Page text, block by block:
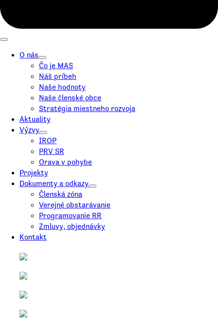
O nás
Čo je MAS
Náš príbeh
Naše hodnoty
Naše členské obce
Stratégia miestneho rozvoja
Aktuality
Výzvy
IROP
PRV SR
Orava v pohybe
Projekty
Dokumenty a odkazy
Členská zóna
Verejné obstarávanie
Programovanie RR
Zmluvy, objednávky
Kontakt